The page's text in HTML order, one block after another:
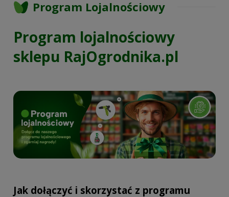
Program Lojalnościowy
Program lojalnościowy
sklepu RajOgrodnika.pl
Jak dołączyć i skorzystać z programu